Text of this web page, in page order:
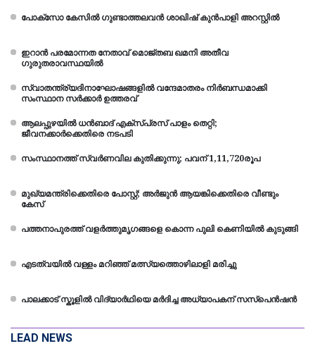
പോക്സോ കേസിൽ ഗുണ്ടാത്തലവൻ ശാഖിഷ് കുൻപാളി അറസ്റ്റിൽ
ഇറാന്‍ പരമോന്നത നേതാവ് മൊജ്തബ ഖമനി അതീവ
ഗുരുതരാവസ്ഥയില്‍
സ്വാതന്ത്ര്യദിനാഘോഷങ്ങളിൽ വന്ദേമാതരം നിർബന്ധമാക്കി
സംസ്ഥാന സർക്കാർ ഉത്തരവ്
ആലപ്പുഴയില്‍ ധന്‍ബാദ് എക്‌സ്പ്രസ് പാളം തെറ്റി;
ജീവനക്കാര്‍ക്കെതിരെ നടപടി
സംസ്ഥാനത്ത് സ്വര്‍ണവില കുതിക്കുന്നു; പവന് 1,11,720രൂപ
മുഖ്യമന്ത്രിക്കെതിരെ പോസ്റ്റ്; അർജുൻ ആയങ്കിക്കെതിരെ വീണ്ടും
കേസ്
പത്തനാപുരത്ത് വളർത്തുമൃഗങ്ങളെ കൊന്ന പുലി കെണിയിൽ കുടുങ്ങി
എടത്വയിൽ വള്ളം മറിഞ്ഞ് മത്സ്യത്തൊഴിലാളി മരിച്ചു
പാലക്കാട് സ്കൂളിൽ വിദ്യാർഥിയെ മർദിച്ച അധ്യാപകന് സസ്പെൻഷൻ
LEAD NEWS